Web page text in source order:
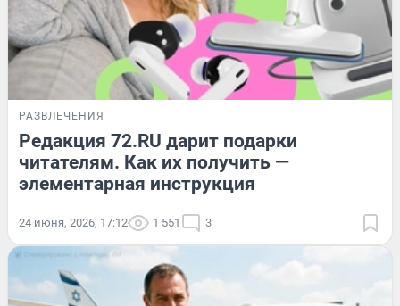
РАЗВЛЕЧЕНИЯ
Редакция 72.RU дарит подарки
читателям. Как их получить —
элементарная инструкция
24 июня, 2026, 17:12 1 551 3